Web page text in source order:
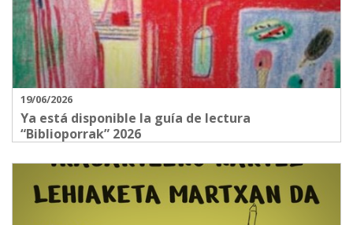
19/06/2026
Ya está disponible la guía de lectura
“Biblioporrak” 2026